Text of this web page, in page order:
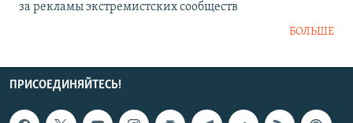
за рекламы экстремистских сообществ
БОЛЬШЕ
ПРИСОЕДИНЯЙТЕСЬ!